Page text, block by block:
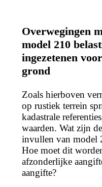
Overwegingen
model 210
ingezetenen
grond
Zoals hierboven
op rustiek terrein
kadastrale
waarden. Wat zijn
invullen van model
Hoe moet dit
afzonderlijke
aangifte?